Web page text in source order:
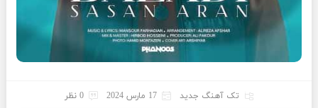
تک آهنگ جدید 17 مارس 2024 0 نظر